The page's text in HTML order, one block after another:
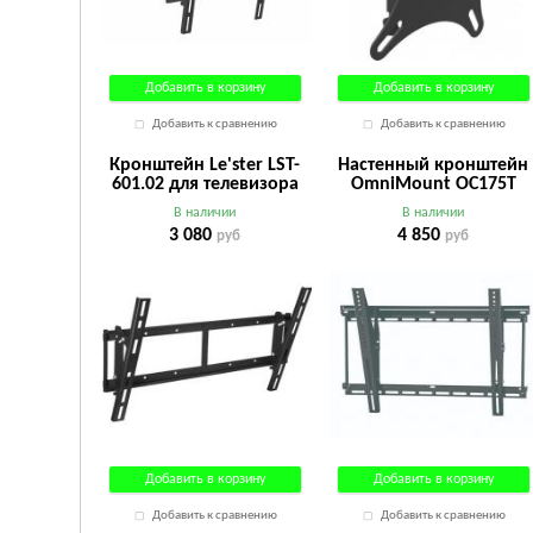
Добавить в корзину
Добавить к сравнению
Добавить в корзину
Добавить к сравнению
Кронштейн Le'ster LST-
601.02 для телевизора
10"- 95", наклонный
В наличии
3 080 руб
Добавить в корзину
Добавить к сравнению
Настенный кронштейн
ОmniМоunt OС175T
37"-90"VESA до 600х500
черный
В наличии
4 850 руб
Добавить в корзину
Добавить к сравнению